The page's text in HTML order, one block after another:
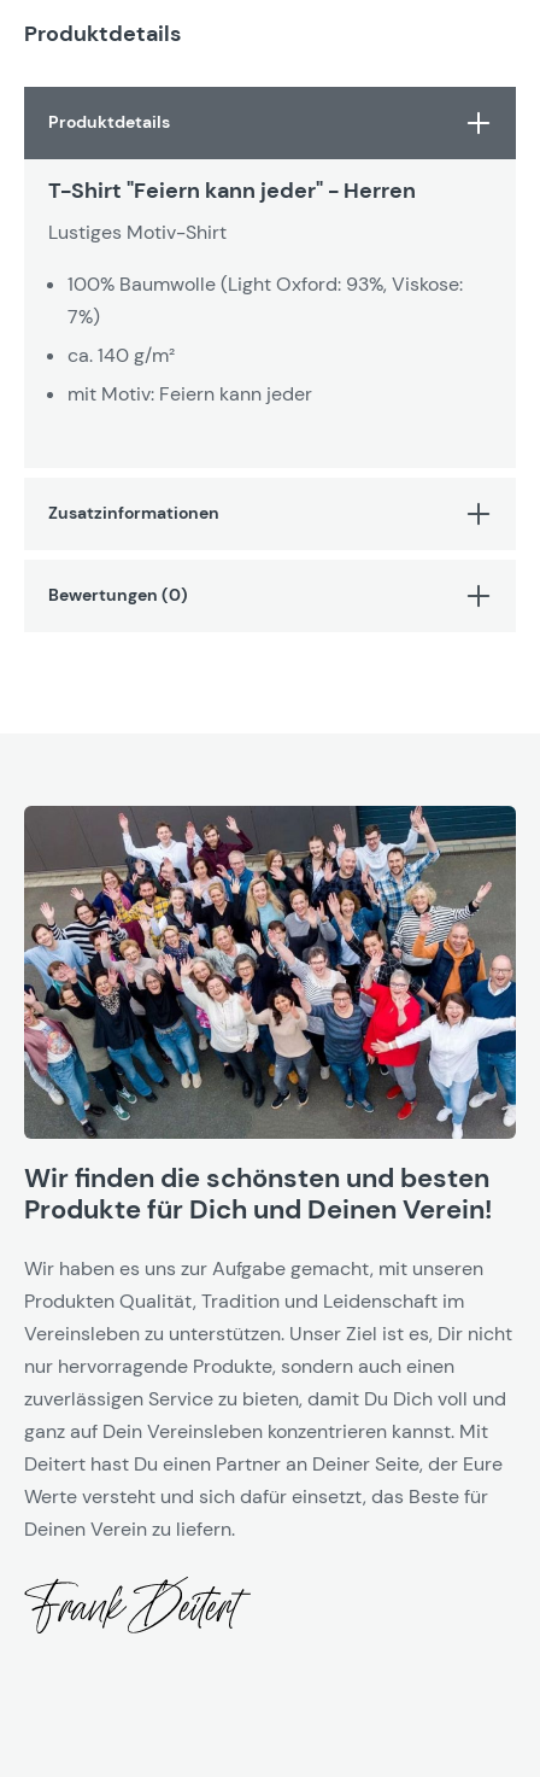
Produktdetails
Produktdetails
T-Shirt "Feiern kann jeder" - Herren
Lustiges Motiv-Shirt
100% Baumwolle (Light Oxford: 93%, Viskose:
7%)
ca. 140 g/m²
mit Motiv: Feiern kann jeder
Zusatzinformationen
Bewertungen (0)
Wir finden die schönsten und besten
Produkte für Dich und Deinen Verein!
Wir haben es uns zur Aufgabe gemacht, mit unseren
Produkten Qualität, Tradition und Leidenschaft im
Vereinsleben zu unterstützen. Unser Ziel ist es, Dir nicht
nur hervorragende Produkte, sondern auch einen
zuverlässigen Service zu bieten, damit Du Dich voll und
ganz auf Dein Vereinsleben konzentrieren kannst. Mit
Deitert hast Du einen Partner an Deiner Seite, der Eure
Werte versteht und sich dafür einsetzt, das Beste für
Deinen Verein zu liefern.